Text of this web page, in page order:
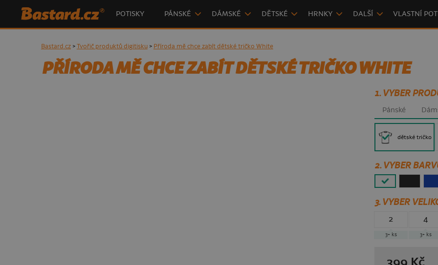
POTISKY PÁNSKÉ DÁMSKÉ DĚTSKÉ HRNKY DALŠÍ VLASTNÍ
Bastard.cz> Tvořič produktů digitisku> Příroda mě chce zabít dětské tričko White
PŘÍRODA MĚ CHCE ZABÍT DĚTSKÉ TRIČKO WHITE
1. VYBER
Pánské
dětské tričko
2. VYBER
3.VYBER
2
3+ ks
4
3+ ks